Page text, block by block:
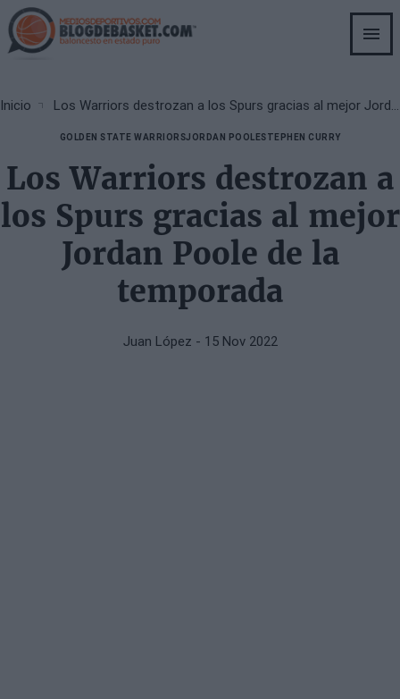
Skip
to
main
Breadcrumb
Inicio Los Warriors destrozan a los Spurs gracias al mejor Jordan Poole de la temporada
GOLDEN STATE WARRIORSJORDAN POOLESTEPHEN CURRY
Los Warriors destrozan a
los Spurs gracias al mejor
Jordan Poole de la
temporada
Juan López - 15 Nov 2022